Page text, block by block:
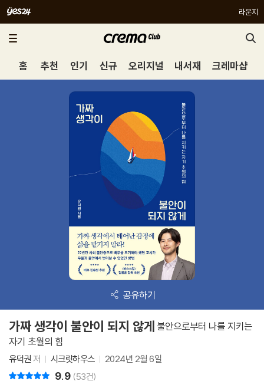
라운지
홈 추천 인기 신규 오리지널 내서재 크레마샵
공유하기
가짜 생각이 불안이 되지 않게 불안으로부터 나를 지키는
자기 초월의 힘
유덕권 저 시크릿하우스 2024년 2월 6일
9.9 (53건)